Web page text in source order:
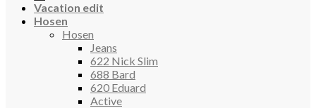
Vacation edit
Hosen
Hosen
Jeans
622 Nick Slim
688 Bard
620 Eduard
Active